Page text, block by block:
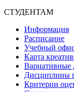
СТУДЕНТАМ
Информация
Расписание
Учебный
Карта
Дисциплины
Критерии